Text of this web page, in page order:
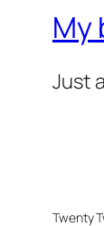
My
Just
Twenty